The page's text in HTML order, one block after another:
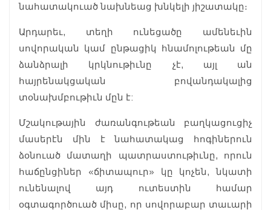
նահա­տակուած նախնեաց խնկելի յիշատա­կը։
Արդարեւ, տեղի ունեցածը ամենեւին
սովորական կամ ընթացիկ հնամոլութեան մը
ձանձ­րալի կրկնութիւնը չէ, այլ ան
հայրենակցական բովանդակալից
տօնախմբութիւն մըն է:
Մշակութային ժառանգութեան բաղկացուցիչ
մասերէն մին է նահատակաց հոգիներուն
ձօնուած մատաղի պատրաստութիւնը, որուն
հաճընցիներ «ճիտապուր» կը կոչեն, նկատի
ունենալով այդ ուտեստին համար
օգտագործուած միսը, որ սովորաբար տաւարի